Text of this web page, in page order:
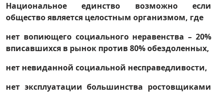
Национальное единство возможно если
общество является целостным организмом, где
нет вопиющего социального неравенства – 20%
вписавшихся в рынок против 80% обездоленных,
нет невиданной социальной несправедливости,
нет эксплуатации большинства ростовщиками